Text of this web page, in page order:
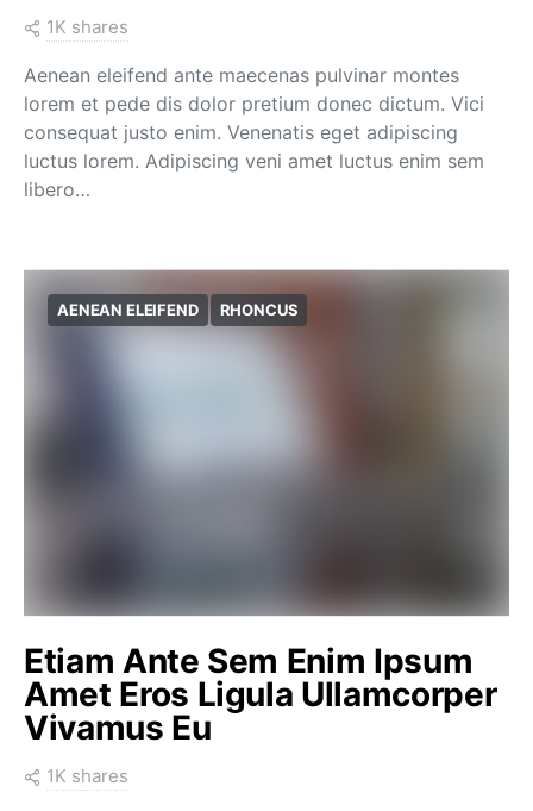
1K shares
Aenean eleifend ante maecenas pulvinar montes
lorem et pede dis dolor pretium donec dictum. Vici
consequat justo enim. Venenatis eget adipiscing
luctus lorem. Adipiscing veni amet luctus enim sem
libero…
AENEAN ELEIFEND RHONCUS
Etiam Ante Sem Enim Ipsum
Amet Eros Ligula Ullamcorper
Vivamus Eu
1K shares